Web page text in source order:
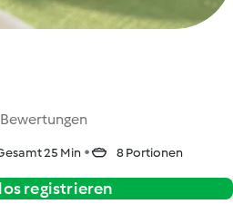
25 Min 8 Portionen
registrieren